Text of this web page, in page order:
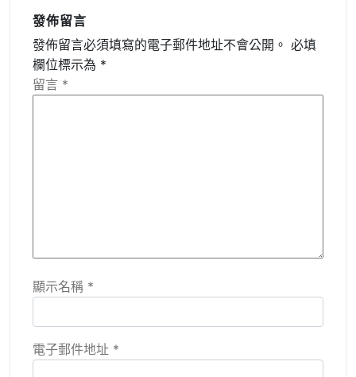
發佈留言
發佈留言必須填寫的電子郵件地址不會公開。 必填
欄位標示為 *
留言 *
顯示名稱 *
電子郵件地址 *